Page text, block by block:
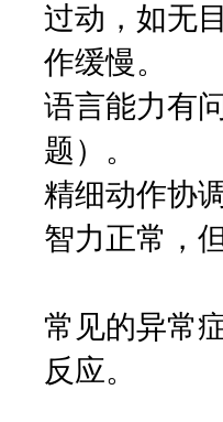
过动，如无
作缓慢。
语言能力有
题）。
精细动作协
智力正常，
常见的异常
反应。